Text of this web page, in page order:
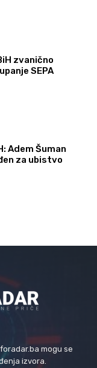
zvanično
SEPA
Adem Šuman
za ubistvo
mogu se
izvora.